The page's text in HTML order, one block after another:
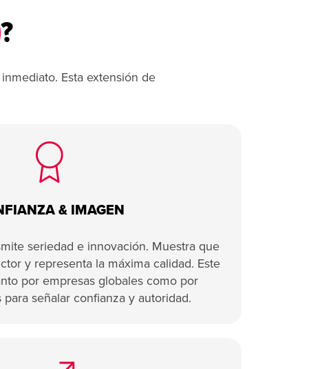
?
Esta extensión de
& IMAGEN
seriedad e innovación. Muestra que
y representa la máxima calidad. Este
por empresas globales como por
señalar confianza y autoridad.